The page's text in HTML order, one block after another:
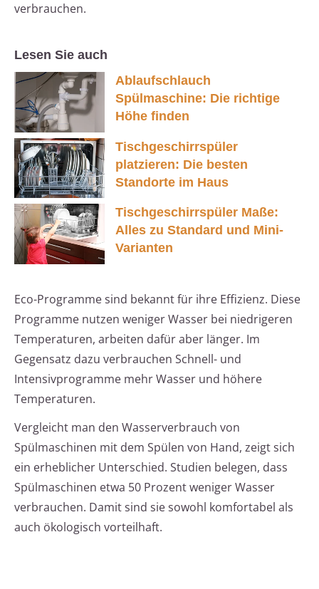
verbrauchen.
Lesen Sie auch
Ablaufschlauch
Spülmaschine: Die richtige
Höhe finden
Tischgeschirrspüler
platzieren: Die besten
Standorte im Haus
Tischgeschirrspüler Maße:
Alles zu Standard und Mini-
Varianten
Eco-Programme sind bekannt für ihre Effizienz. Diese
Programme nutzen weniger Wasser bei niedrigeren
Temperaturen, arbeiten dafür aber länger. Im
Gegensatz dazu verbrauchen Schnell- und
Intensivprogramme mehr Wasser und höhere
Temperaturen.
Vergleicht man den Wasserverbrauch von
Spülmaschinen mit dem Spülen von Hand, zeigt sich
ein erheblicher Unterschied. Studien belegen, dass
Spülmaschinen etwa 50 Prozent weniger Wasser
verbrauchen. Damit sind sie sowohl komfortabel als
auch ökologisch vorteilhaft.